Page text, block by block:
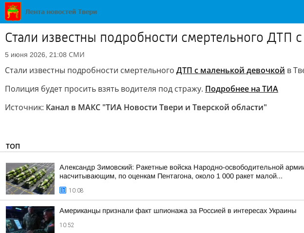
Стали известны подробности смертельного ДТП
5 июня 2026, 21:08 СМИ
Стали известны подробности смертельного ДТП с маленькой девочкой в
Полиция будет просить взять водителя под стражу. Подробнее на ТИА
Источник: Канал в МАКС "ТИА Новости Твери и Тверской области"
ТОП
Александр Зимовский: Ракетные войска Народно-освободительной
насчитывающим, по оценкам Пентагона, около 1 000 ракет малой...
10:08
Американцы признали факт шпионажа за Россией в интересах Украины
10:52